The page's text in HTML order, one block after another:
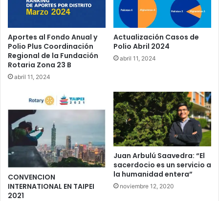
Aportes al Fondo Anual y
Polio Plus Coordinación
Regional de la Fundación
Rotaria Zona 23 B
abril 11, 2024
Actualización Casos de
Polio Abril 2024
abril 11, 2024
CONVENCION
INTERNATIONAL EN TAIPEI
2021
Juan Arbulú Saavedra: “El
sacerdocio es un servicio a
la humanidad entera”
noviembre 12, 2020